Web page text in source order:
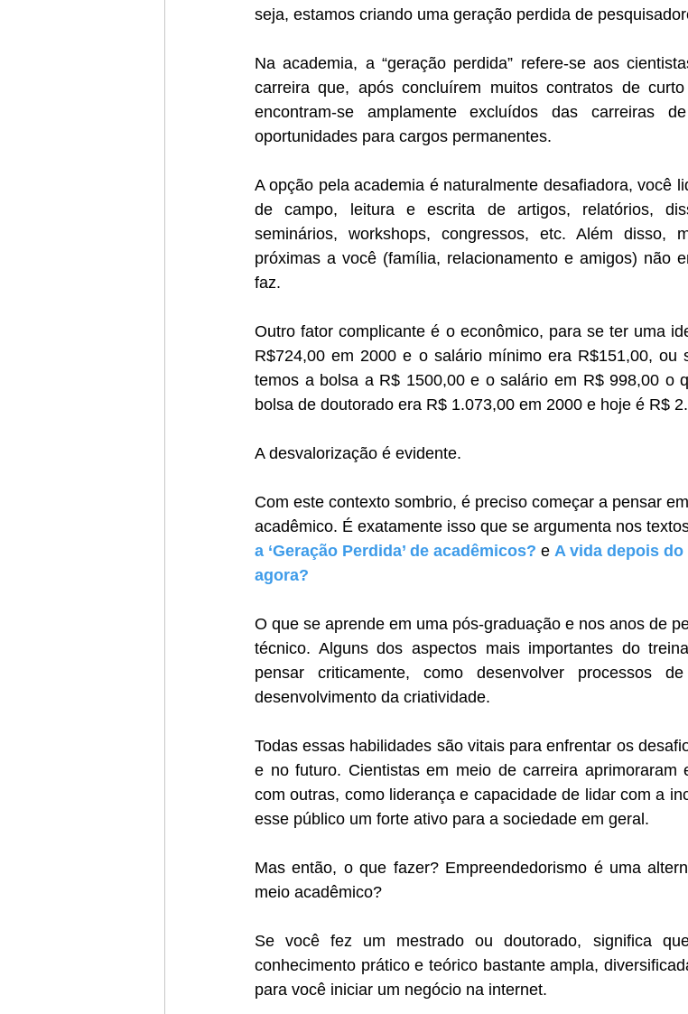
seja, estamos criando uma geração perdida de
Na academia, a “geração perdida” refere-se aos
carreira que, após concluírem muitos contratos de
encontram-se amplamente excluídos das carreiras
oportunidades para cargos permanentes.
A opção pela academia é naturalmente desafiadora, você
de campo, leitura e escrita de artigos, relatórios,
seminários, workshops, congressos, etc. Além disso,
próximas a você (família, relacionamento e amigos) não
faz.
Outro fator complicante é o econômico, para se ter uma
R$724,00 em 2000 e o salário mínimo era R$151,00, ou
temos a bolsa a R$ 1500,00 e o salário em R$ 998,00 o
bolsa de doutorado era R$ 1.073,00 em 2000 e hoje é R$
A desvalorização é evidente.
Com este contexto sombrio, é preciso começar a pensar
acadêmico. É exatamente isso que se argumenta nos
a ‘Geração Perdida’ de acadêmicos? e A vida depois
agora?
O que se aprende em uma pós-graduação e nos anos de
técnico. Alguns dos aspectos mais importantes do
pensar criticamente, como desenvolver processos
desenvolvimento da criatividade.
Todas essas habilidades são vitais para enfrentar os
e no futuro. Cientistas em meio de carreira aprimoraram
com outras, como liderança e capacidade de lidar com a
esse público um forte ativo para a sociedade em geral.
Mas então, o que fazer? Empreendedorismo é uma
meio acadêmico?
Se você fez um mestrado ou doutorado, significa
conhecimento prático e teórico bastante ampla,
para você iniciar um negócio na internet.